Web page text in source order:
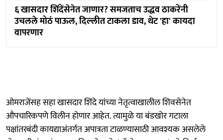
६ खासदार शिंदेंसेनेत जाणार? समजताच उद्धव ठाकरेंनी
उचलले मोठं पाऊल, दिल्लीत टाकला डाव, थेट 'हा' कायदा
वापरणार
ओमराजेंसह सहा खासदार शिंदे यांच्या नेतृत्वाखालील शिवसेनेत
औपचारिकपणे विलीन होणार आहेत. त्यामुळे या बंडखोर गटाला
पक्षांतरबंदी कायद्याअंतर्गत अपात्रता टाळण्यासाठी आवश्यक असलेले